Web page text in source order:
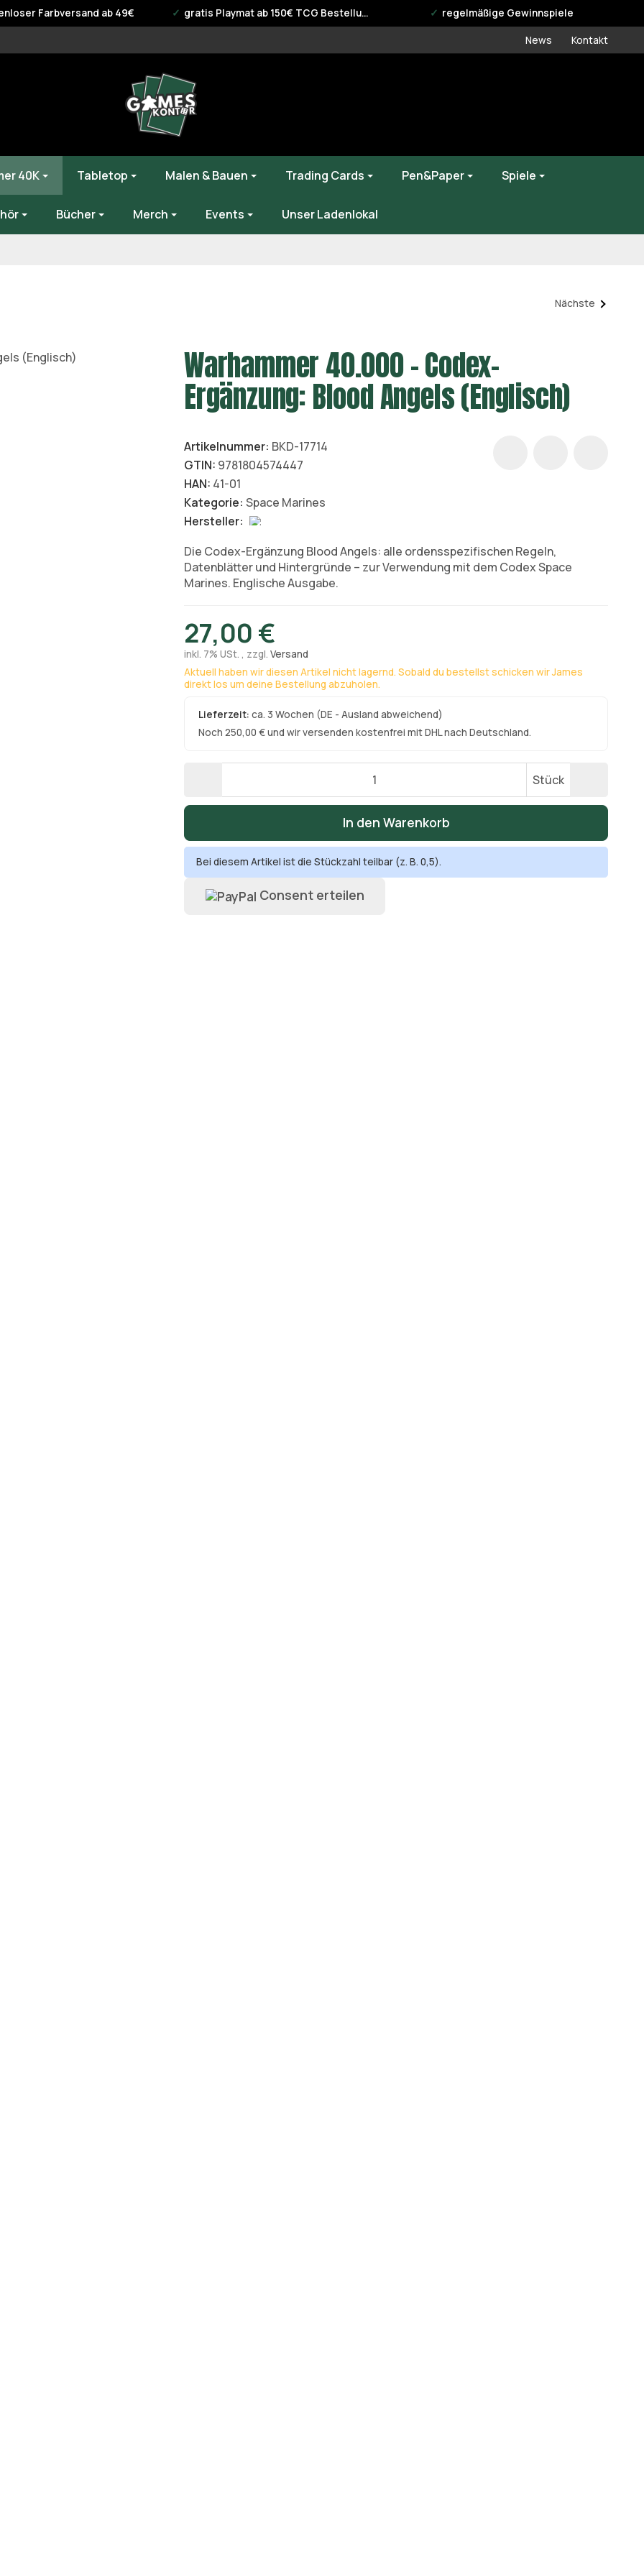
Farbversand ab 49€ gratis Playmat ab 150€ TCG Bestellung regelmäßige Gewinnspiele
News Kontakt
40K Tabletop Malen & Bauen Trading Cards Pen&Paper Spiele
Bücher Merch Events Unser Ladenlokal
Nächste
Warhammer 40.000 – Codex-
Ergänzung: Blood Angels (Englisch)
Artikelnummer: BKD-17714
GTIN: 9781804574447
HAN: 41-01
Kategorie: Space Marines
Hersteller:
Die Codex-Ergänzung Blood Angels: alle ordensspezifischen Regeln,
Datenblätter und Hintergründe – zur Verwendung mit dem Codex Space
Marines. Englische Ausgabe.
27,00 €
inkl. 7% USt. , zzgl. Versand
Aktuell haben wir diesen Artikel nicht lagernd. Sobald du bestellst schicken wir James
direkt los um deine Bestellung abzuholen.
Lieferzeit:ca. 3 Wochen (DE - Ausland abweichend)
Noch 250,00 € und wir versenden kostenfrei mit DHL nach Deutschland.
Stück
In den Warenkorb
Bei diesem Artikel ist die Stückzahl teilbar (z. B. 0,5).
Consent erteilen